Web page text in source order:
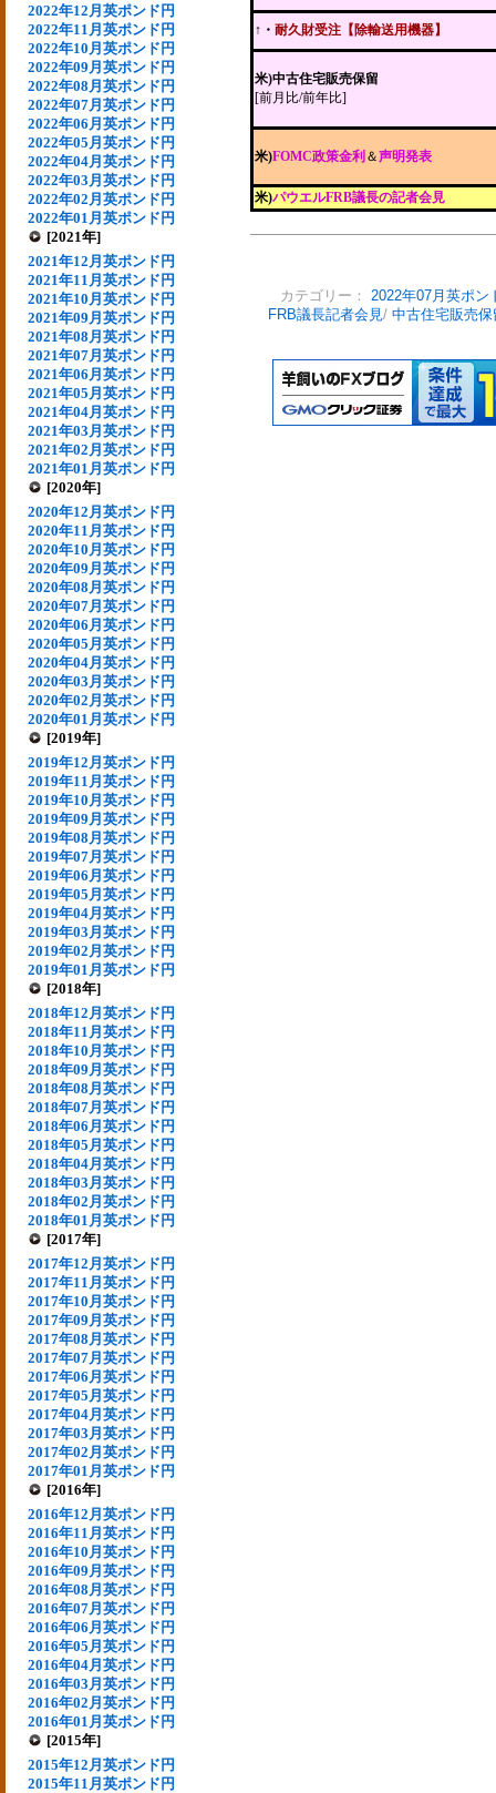
2022年12月英ポンド円
2022年11月英ポンド円
2022年10月英ポンド円
2022年09月英ポンド円
2022年08月英ポンド円
2022年07月英ポンド円
2022年06月英ポンド円
2022年05月英ポンド円
2022年04月英ポンド円
2022年03月英ポンド円
2022年02月英ポンド円
2022年01月英ポンド円
[2021年]
2021年12月英ポンド円
2021年11月英ポンド円
2021年10月英ポンド円
2021年09月英ポンド円
2021年08月英ポンド円
2021年07月英ポンド円
2021年06月英ポンド円
2021年05月英ポンド円
2021年04月英ポンド円
2021年03月英ポンド円
2021年02月英ポンド円
2021年01月英ポンド円
[2020年]
2020年12月英ポンド円
2020年11月英ポンド円
2020年10月英ポンド円
2020年09月英ポンド円
2020年08月英ポンド円
2020年07月英ポンド円
2020年06月英ポンド円
2020年05月英ポンド円
2020年04月英ポンド円
2020年03月英ポンド円
2020年02月英ポンド円
2020年01月英ポンド円
[2019年]
2019年12月英ポンド円
2019年11月英ポンド円
2019年10月英ポンド円
2019年09月英ポンド円
2019年08月英ポンド円
2019年07月英ポンド円
2019年06月英ポンド円
2019年05月英ポンド円
2019年04月英ポンド円
2019年03月英ポンド円
2019年02月英ポンド円
2019年01月英ポンド円
[2018年]
2018年12月英ポンド円
2018年11月英ポンド円
2018年10月英ポンド円
2018年09月英ポンド円
2018年08月英ポンド円
2018年07月英ポンド円
2018年06月英ポンド円
2018年05月英ポンド円
2018年04月英ポンド円
2018年03月英ポンド円
2018年02月英ポンド円
2018年01月英ポンド円
[2017年]
2017年12月英ポンド円
2017年11月英ポンド円
2017年10月英ポンド円
2017年09月英ポンド円
2017年08月英ポンド円
2017年07月英ポンド円
2017年06月英ポンド円
2017年05月英ポンド円
2017年04月英ポンド円
2017年03月英ポンド円
2017年02月英ポンド円
2017年01月英ポンド円
[2016年]
2016年12月英ポンド円
2016年11月英ポンド円
2016年10月英ポンド円
2016年09月英ポンド円
2016年08月英ポンド円
2016年07月英ポンド円
2016年06月英ポンド円
2016年05月英ポンド円
2016年04月英ポンド円
2016年03月英ポンド円
2016年02月英ポンド円
2016年01月英ポンド円
[2015年]
2015年12月英ポンド円
2015年11月英ポンド円
↑ ・ 耐久財受注【除輸送用機器】
米)中古住宅販売保留
[前月比/前年比]
米)FOMC政策金利 ＆声明発表
米)パウエルFRB議長の記者会見
カテゴリー： 2022年07月英ポン
FRB議長記者会見/ 中古住宅販売